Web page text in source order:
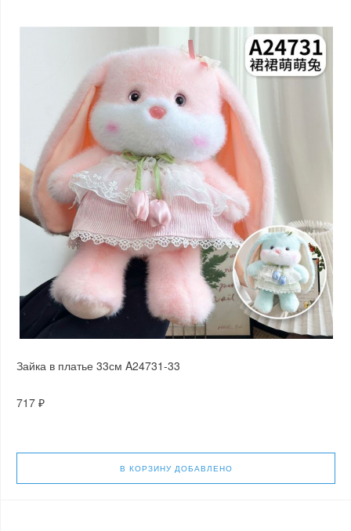
Зайка в платье 33см A24731-33
717 ₽
В КОРЗИНУ ДОБАВЛЕНО